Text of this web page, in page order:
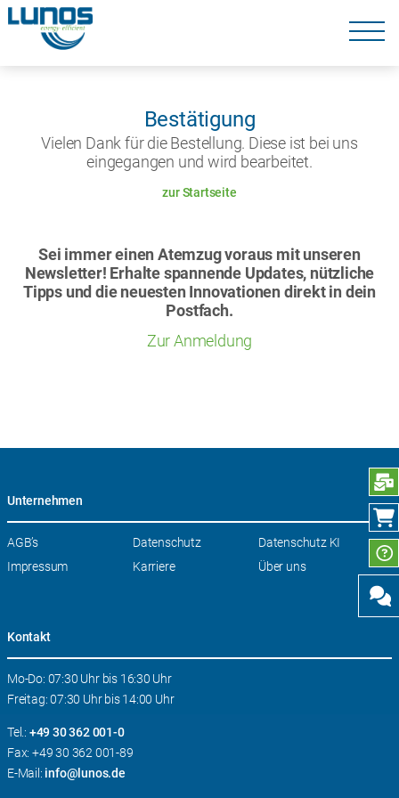
Navigation
überspringen
Navigation
Bestätigung
Vielen Dank für die Bestellung. Diese ist bei uns
eingegangen und wird bearbeitet.
zur Startseite
Sei immer einen Atemzug voraus mit unseren
Newsletter! Erhalte spannende Updates, nützliche
Tipps und die neuesten Innovationen direkt in dein
Postfach.
Zur Anmeldung
Unternehmen
Navigation
AGB’s Datenschutz
Datenschutz KI
Impressum
Karriere Über uns
Kontakt
Mo-Do: 07:30 Uhr bis 16:30 Uhr
Freitag: 07:30 Uhr bis 14:00 Uhr
Tel.: +49 30 362 001-0
Fax: +49 30 362 001-89
E-Mail: info@lunos.de